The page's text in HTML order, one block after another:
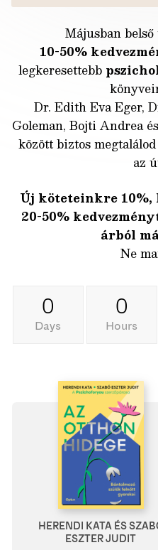
Májusban
10-50%
legkeresettebb
Dr. Edith Eva Eger,
Goleman, Bojti Andrea
között biztos
az
Új köteteinkre
20-50%
árból
Ne
0
Days
0
Hours
HERENDI KATA ÉS
ESZTER JUDIT